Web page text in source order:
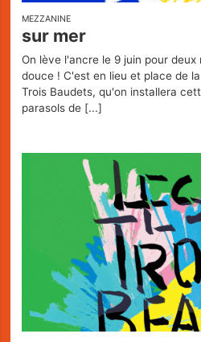
MEZZANINE
sur mer
On lève l'ancre le 9 juin pour deux
douce ! C'est en lieu et place de
Trois Baudets, qu'on installera
parasols de [...]